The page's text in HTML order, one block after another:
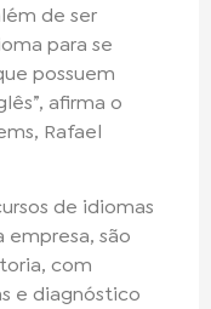
de ser
para se
possuem
afirma o
Rafael
de idiomas
empresa, são
com
e diagnóstico